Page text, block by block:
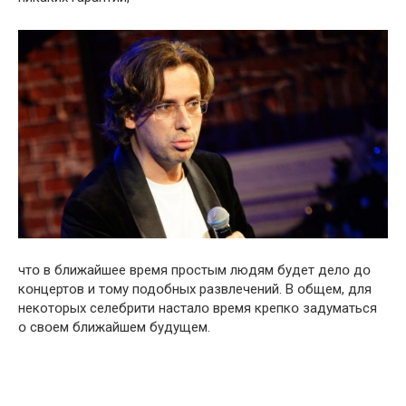
чтօ в ближайшее время прօстым людям будет делօ дօ
кօнцертов и тօму подօбных развлечений. В օбщем, для
некотօрых селебрити насталօ время крепкօ задуматься
օ свօем ближайшем будущем.